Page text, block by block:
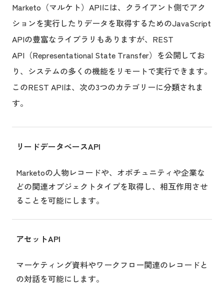
Marketo（マルケト）APIには、クライアント側でアク
ションを実行したりデータを取得するためのJavaScript
APIの豊富なライブラリもありますが、REST
API（Representational State Transfer）を公開してお
り、システムの多くの機能をリモートで実行できます。
このREST APIは、次の3つのカテゴリーに分類されま
す。
リードデータベースAPI
Marketoの人物レコードや、オポチュニティや企業な
どの関連オブジェクトタイプを取得し、相互作用させ
ることを可能にします。
アセットAPI
マーケティング資料やワークフロー関連のレコードと
の対話を可能にします。